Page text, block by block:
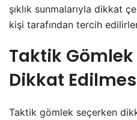
şıklık sunmalarıyla dikkat
kişi tarafından tercih
Taktik Gömlek
Dikkat
Taktik gömlek seçerken